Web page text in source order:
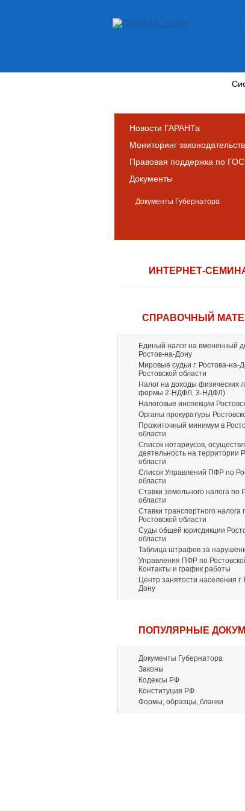
Новости ГАРАНТа
Мониторинг
Правовая поддержка по
Документы
Документы Губернатора
ИНТЕРНЕТ-
СПРАВОЧНЫЙ
Единый налог на вмененный
Ростов-на-Дону
Мировые судьи г. Ростова-на-
Ростовской области
Налог на доходы физических
формы 2-НДФЛ, 3-НДФЛ)
Налоговые инспекции
Органы прокуратуры
Прожиточный минимум в
области
Список нотариусов,
деятельность на территории
области
Список Управлений ПФР по
области
Ставки земельного налога по
области
Ставки транспортного налога
Ростовской области
Суды общей юрисдикции
области
Таблица штрафов за
Управления ПФР по
Контакты и график работы
Центр занятости населения г.
Дону
ПОПУЛЯРНЫЕ
Документы Губернатора
Законы
Кодексы РФ
Конституция РФ
Формы, образцы, бланки